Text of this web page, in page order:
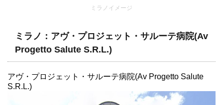
ミラノイメージ
ミラノ：アヴ・プロジェット・サルーテ病院(Av
Progetto Salute S.R.L.)
アヴ・プロジェット・サルーテ病院(Av Progetto Salute
S.R.L.)